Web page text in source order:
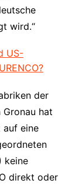
wird.“
US-
der
Gronau hat
auf eine
keine
direkt oder